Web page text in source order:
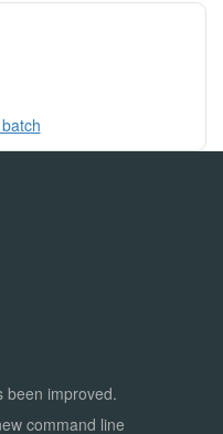
been improved.
command line